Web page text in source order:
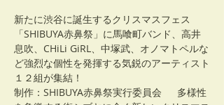
新たに渋谷に誕生するクリスマスフェス
「SHIBUYA赤鼻祭」に馬喰町バンド、高井
息吹、CHiLi GiRL、中塚武、オノマトペルな
ど強烈な個性を発揮する気鋭のアーティスト
１２組が集結！
制作：SHIBUYA赤鼻祭実行委員会  　多様性